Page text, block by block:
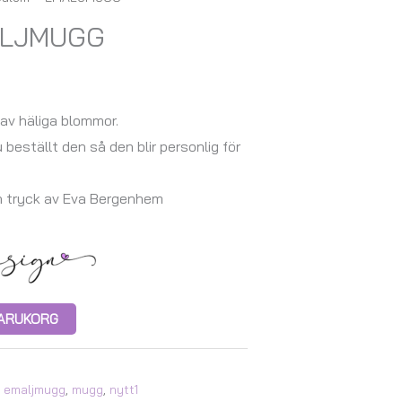
häliga blommor.
beställt den så den blir personlig för
tryck av Eva Bergenhem
emaljmugg mugg nytt1